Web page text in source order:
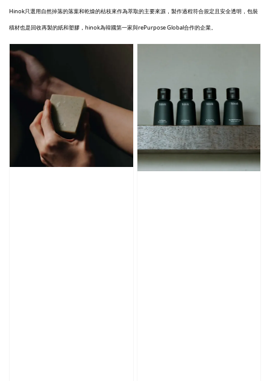
Hinok只選用自然掉落的落葉和乾燥的枯枝來作為萃取的主要來源，製作過程符合規定且安全透明，包裝
積材也是回收再製的紙和塑膠，hinok為韓國第一家與rePurpose Global合作的企業。